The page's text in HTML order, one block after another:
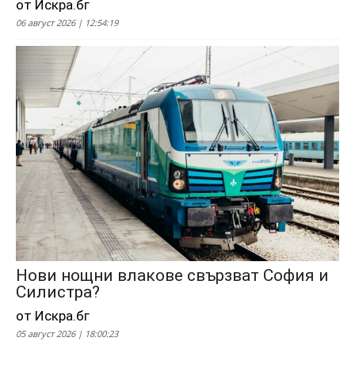
от Искра.бг
06 август 2026 | 12:54:19
Нови нощни влакове свързват София и
Силистра?
от Искра.бг
05 август 2026 | 18:00:23